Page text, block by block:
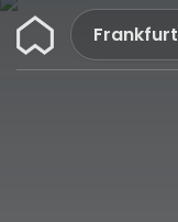
WunderflatsFrankfurt